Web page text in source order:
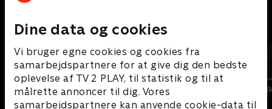
Dine data og cookies
Vi bruger egne cookies og cookies fra
samarbejdspartnere for at give dig den bedste
oplevelse af TV 2 PLAY, til statistik og til at
målrette annoncer til dig. Vores
samarbejdspartnere kan anvende cookie-data til
Mere indhold fra Disney+